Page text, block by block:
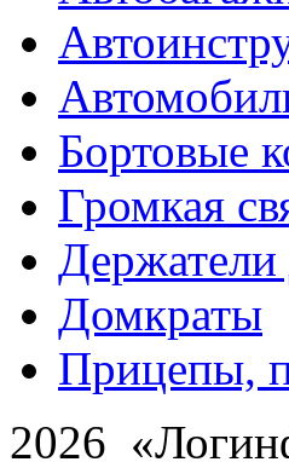
Бортовые
Громкая
Держатели
Домкраты
Прицепы,
2026